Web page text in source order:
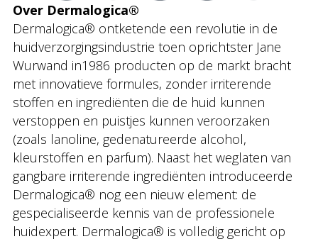
Over Dermalogica®
Dermalogica® ontketende een revolutie in de
huidverzorgingsindustrie toen oprichtster Jane
Wurwand in1986 producten op de markt bracht
met innovatieve formules, zonder irriterende
stoffen en ingrediënten die de huid kunnen
verstoppen en puistjes kunnen veroorzaken
(zoals lanoline, gedenatureerde alcohol,
kleurstoffen en parfum). Naast het weglaten van
gangbare irriterende ingrediënten introduceerde
Dermalogica® nog een nieuw element: de
gespecialiseerde kennis van de professionele
huidexpert. Dermalogica® is volledig gericht op